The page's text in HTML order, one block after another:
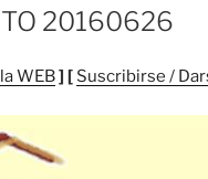
20160626
WEB] [ Suscribirse /